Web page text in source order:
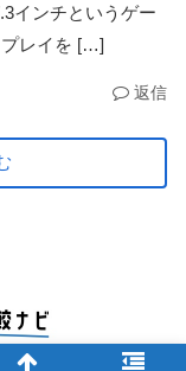
インチというゲー
プレイを […]
返信